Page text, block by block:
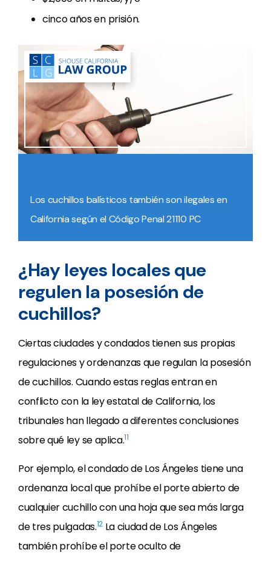
cinco años en prisión.
Los cuchillos balísticos también son ilegales en
California según el Código Penal 21110 PC
¿Hay leyes locales que
regulen la posesión de
cuchillos?
Ciertas ciudades y condados tienen sus propias
regulaciones y ordenanzas que regulan la posesión
de cuchillos. Cuando estas reglas entran en
conflicto con la ley estatal de California, los
tribunales han llegado a diferentes conclusiones
sobre qué ley se aplica.11
Por ejemplo, el condado de Los Ángeles tiene una
ordenanza local que prohíbe el porte abierto de
cualquier cuchillo con una hoja que sea más larga
de tres pulgadas.12La ciudad de Los Ángeles
también prohíbe el porte oculto de